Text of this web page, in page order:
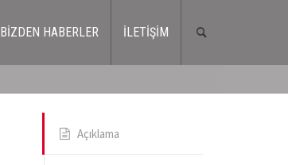
BİZDEN HABERLER İLETİŞİM
Açıklama